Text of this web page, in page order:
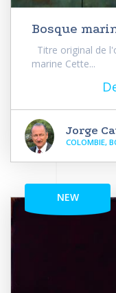
Bosque
Titre original de
marine Cette...
Jorge
COLOMBIE,
NEW